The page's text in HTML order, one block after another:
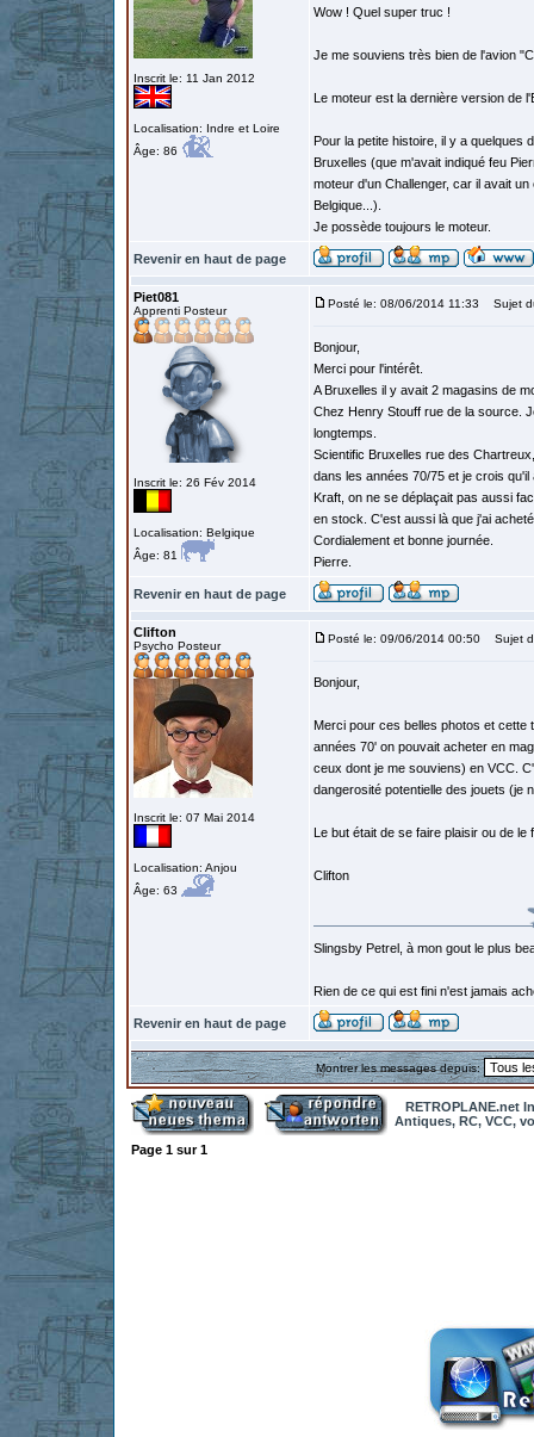
Inscrit le: 11 Jan 2012
Localisation: Indre et Loire
Âge: 86
Wow ! Quel super truc !
Je me souviens très bien de l'avion
Le moteur est la dernière version de
Pour la petite histoire, il y a quelques
Bruxelles (que m'avait indiqué feu
moteur d'un Challenger, car il avait
Belgique...).
Je possède toujours le moteur.
Revenir en haut de page
Piet081
Apprenti Posteur
Inscrit le: 26 Fév 2014
Localisation: Belgique
Âge: 81
Posté le: 08/06/2014 11:33 Sujet
Bonjour,
Merci pour l'intérêt.
A Bruxelles il y avait 2 magasins de
Chez Henry Stouff rue de la source.
longtemps.
Scientific Bruxelles rue des
dans les années 70/75 et je crois
Kraft, on ne se déplaçait pas aussi
en stock. C'est aussi là que j'ai
Cordialement et bonne journée.
Pierre.
Revenir en haut de page
Clifton
Psycho Posteur
Inscrit le: 07 Mai 2014
Localisation: Anjou
Âge: 63
Posté le: 09/06/2014 00:50 Sujet
Bonjour,
Merci pour ces belles photos et cette
années 70' on pouvait acheter en
ceux dont je me souviens) en VCC.
dangerosité potentielle des jouets (je
Le but était de se faire plaisir ou de le
Clifton
Slingsby Petrel, à mon gout le plus
Rien de ce qui est fini n'est jamais
Revenir en haut de page
Montrer les messages depuis:
RETROPLANE.net
Antiques, RC, VCC,
Page 1 sur1